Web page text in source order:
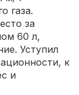
газа.
за
60 л,
Уступил
к
и